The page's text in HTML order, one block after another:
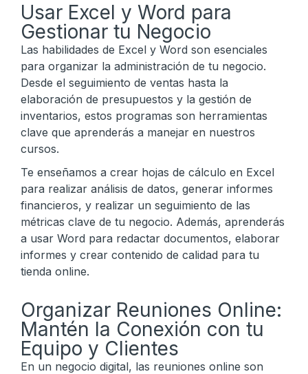
Usar Excel y Word para
Gestionar tu Negocio
Las habilidades de Excel y Word son esenciales
para organizar la administración de tu negocio.
Desde el seguimiento de ventas hasta la
elaboración de presupuestos y la gestión de
inventarios, estos programas son herramientas
clave que aprenderás a manejar en nuestros
cursos.
Te enseñamos a crear hojas de cálculo en Excel
para realizar análisis de datos, generar informes
financieros, y realizar un seguimiento de las
métricas clave de tu negocio. Además, aprenderás
a usar Word para redactar documentos, elaborar
informes y crear contenido de calidad para tu
tienda online.
Organizar Reuniones Online:
Mantén la Conexión con tu
Equipo y Clientes
En un negocio digital, las reuniones online son